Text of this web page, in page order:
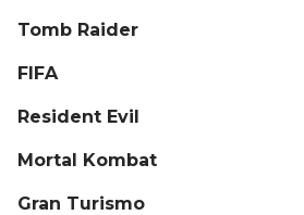
Tomb Raider
FIFA
Resident Evil
Mortal Kombat
Gran Turismo